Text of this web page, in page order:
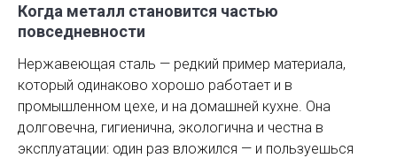
Когда металл становится частью
повседневности
Нержавеющая сталь — редкий пример материала,
который одинаково хорошо работает и в
промышленном цехе, и на домашней кухне. Она
долговечна, гигиенична, экологична и честна в
эксплуатации: один раз вложился — и пользуешься